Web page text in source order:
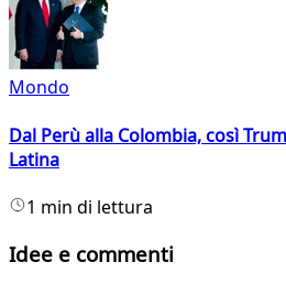
Mondo
Dal Perù alla Colombia, così
Latina
1 min di lettura
Idee e commenti